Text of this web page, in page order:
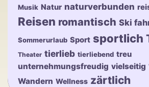
Musik Natur naturverbunden
Reisen romantisch Ski
Sommerurlaub Sport sportlich
Theater tierlieb tierliebend treu
unternehmungsfreudig vielseitig
Wandern Wellness zärtlich